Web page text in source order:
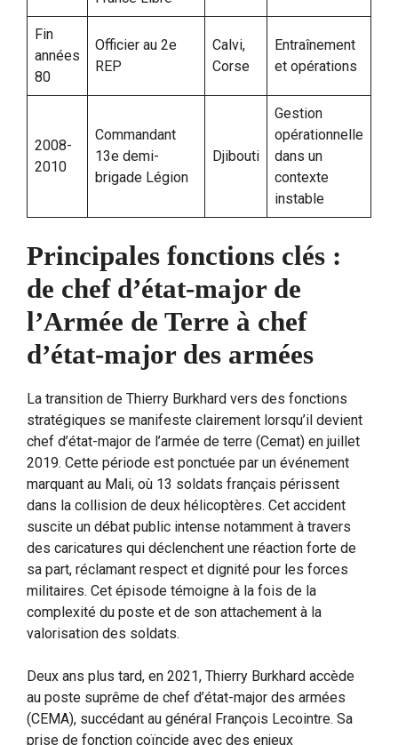
Fin
années
80
Officier au 2e
REP
Calvi,
Corse
Entraînement
et opérations
2008-
2010
Commandant
13e demi-
brigade Légion
Djibouti
Gestion
opérationnelle
dans un
contexte
instable
Principales fonctions clés :
de chef d’état-major de
l’Armée de Terre à chef
d’état-major des armées
La transition de Thierry Burkhard vers des fonctions
stratégiques se manifeste clairement lorsqu’il devient
chef d’état-major de l’armée de terre (Cemat) en juillet
2019. Cette période est ponctuée par un événement
marquant au Mali, où 13 soldats français périssent
dans la collision de deux hélicoptères. Cet accident
suscite un débat public intense notamment à travers
des caricatures qui déclenchent une réaction forte de
sa part, réclamant respect et dignité pour les forces
militaires. Cet épisode témoigne à la fois de la
complexité du poste et de son attachement à la
valorisation des soldats.
Deux ans plus tard, en 2021, Thierry Burkhard accède
au poste suprême de chef d’état-major des armées
(CEMA), succédant au général François Lecointre. Sa
prise de fonction coïncide avec des enjeux